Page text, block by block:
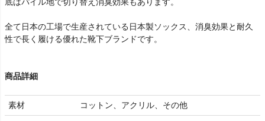
底はパイル地で切り替え消臭効果もあります。
全て日本の工場で生産されている日本製ソックス、消臭効果と耐久
性で長く履ける優れた靴下ブランドです。
商品詳細
素材 コットン、アクリル、その他